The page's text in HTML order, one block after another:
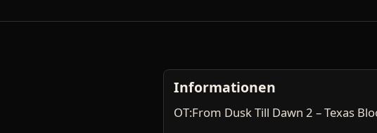
Informationen
OT:From Dusk Till Dawn 2 – Texas